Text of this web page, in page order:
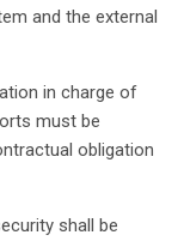
and the external
in charge of
must be
obligation
shall be